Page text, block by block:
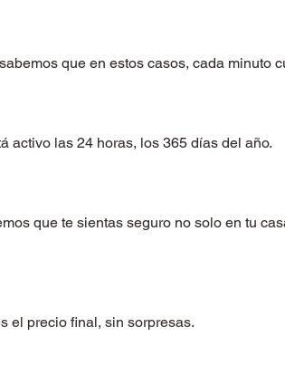
que en estos casos, cada minuto
activo las 24 horas, los 365 días del año.
que te sientas seguro no solo en tu
el precio final, sin sorpresas.